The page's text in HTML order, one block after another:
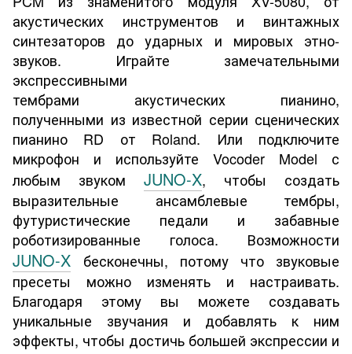
акустических инструментов и винтажных
синтезаторов до ударных и мировых этно-
звуков. Играйте замечательными
экспрессивными
тембрами акустических пианино,
полученными из известной серии сценических
пианино RD от Roland. Или подключите
микрофон и используйте Vocoder Model с
любым звуком JUNO-X, чтобы создать
выразительные ансамблевые тембры,
футуристические педали и забавные
роботизированные голоса. Возможности
JUNO-X
бесконечны, потому что звуковые
пресеты можно изменять и настраивать.
Благодаря этому вы можете создавать
уникальные звучания и добавлять к ним
эффекты, чтобы достичь большей экспрессии и